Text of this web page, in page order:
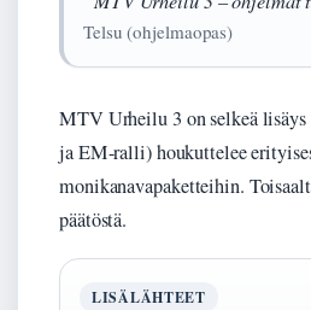
Telsu (ohjelmaopas)
MTV Urheilu 3 on selkeä lisäys
ja EM-ralli) houkuttelee
monikanavapaketteihin.
päätöstä.
LISÄLÄHTEET